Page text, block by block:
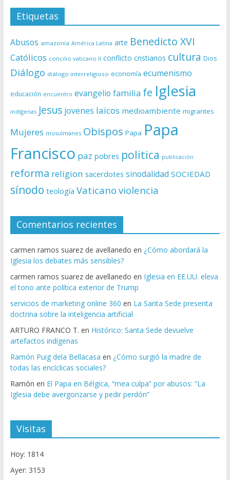
Etiquetas
Abusos amazonía América Latina arte Benedicto XVI
Católicos concilio vaticano II conflicto cristianos cultura Dios
Diálogo diálogo interreligioso economía ecumenismo
educación encuentro evangelio familia fe Iglesia
indígenas Jesus jovenes laicos medioambiente migrantes
Mujeres musulmanes Obispos Papa Papa
Francisco paz pobres politica publicación
reforma religion sacerdotes sinodalidad SOCIEDAD
sínodo teología Vaticano violencia
Comentarios recientes
carmen ramos suarez de avellanedo en ¿Cómo abordará la
Iglesia los debates más sensibles?
carmen ramos suarez de avellanedo en Iglesia en EE.UU. eleva
el tono ante política exterior de Trump
servicios de marketing online 360 en La Santa Sede presenta
doctrina sobre la inteligencia artificial
ARTURO FRANCO T. en Histórico: Santa Sede devuelve
artefactos indígenas
Ramón Puig dela Bellacasa en ¿Cómo surgió la madre de
todas las encíclicas sociales?
Ramón en El Papa en Bélgica, “mea culpa” por abusos: “La
Iglesia debe avergonzarse y pedir perdón”
Visitas
Hoy: 1814
Ayer: 3153